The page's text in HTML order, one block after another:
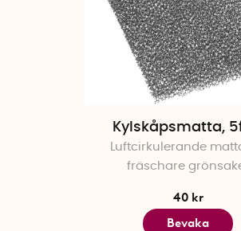
Kylskåpsmatta,
Luftcirkulerande
fräschare
40 kr
Bevaka